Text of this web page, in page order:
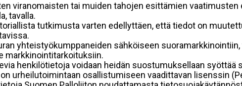
viranomaisten tai muiden tahojen esittämien vaatimusten
tavalla.
tutkimusta varten edellyttäen, että tiedot on
yhteistyökumppaneiden sähköiseen suoramarkkinointiin,
markkinointitarkoituksiin.
henkilötietoja voidaan heidän suostumuksellaan syöttää
urheilutoimintaan osallistumiseen vaadittavan lisenssin